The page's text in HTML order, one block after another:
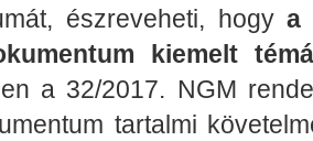
észreveheti, hogya
kiemelt
a 32/2017. NGM
tartalmi